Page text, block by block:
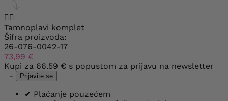

Tamnoplavi komplet
Šifra proizvoda:
26-076-0042-17
73,99 €
Kupi za 66.59 € s popustom za prijavu na newsletter
-
Prijavite se
✔ Plaćanje pouzećem